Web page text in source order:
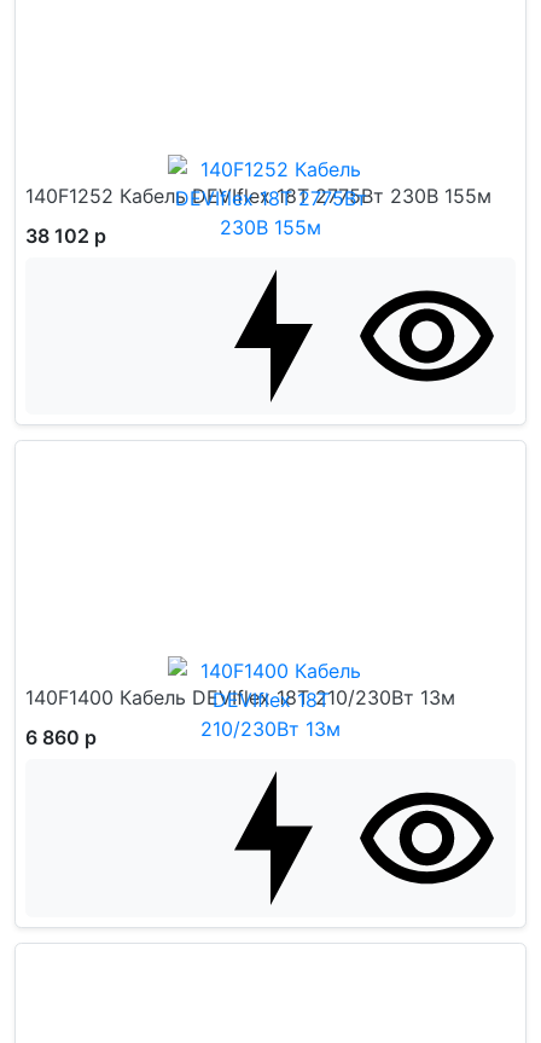
140F1252 Кабель DEVIflex 18T 2775Вт 230В 155м
38 102 р
140F1400 Кабель DEVIflex 18T 210/230Вт 13м
6 860 р